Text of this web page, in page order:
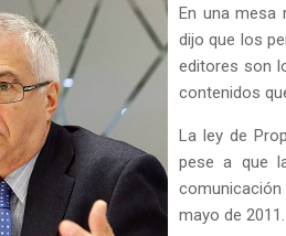
En una mesa
dijo que los
editores son
contenidos
La ley de
pese a que
comunicación
mayo de 2011.